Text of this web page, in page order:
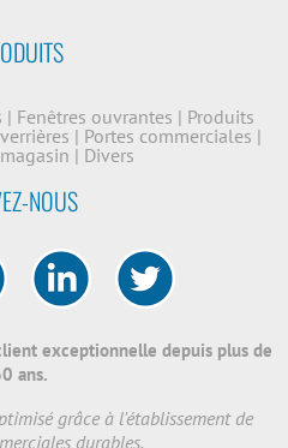
| Fenêtres ouvrantes | Produits
| Portes commerciales |
| Divers
NOUS
exceptionnelle depuis plus de
ans.
grâce à l'établissement de
durables.